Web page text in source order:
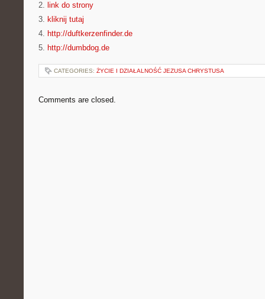
2. link do strony
3. kliknij tutaj
4. http://duftkerzenfinder.de
5. http://dumbdog.de
CATEGORIES: ŻYCIE I DZIAŁALNOŚĆ JEZUSA CHRYSTUSA
Comments are closed.